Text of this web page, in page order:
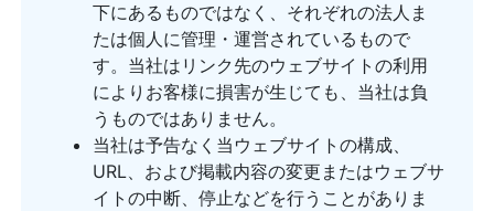
下にあるものではなく、それぞれの法人ま
たは個人に管理・運営されているもので
す。当社はリンク先のウェブサイトの利用
によりお客様に損害が生じても、当社は負
うものではありません。
当社は予告なく当ウェブサイトの構成、
URL、および掲載内容の変更またはウェブサ
イトの中断、停止などを行うことがありま